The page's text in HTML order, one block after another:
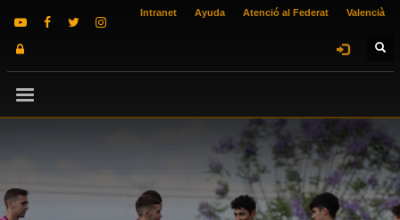
Intranet Ayuda Atenció al Federat Valencià